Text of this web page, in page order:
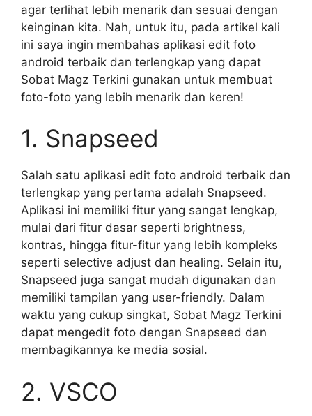
agar terlihat lebih menarik dan sesuai dengan
keinginan kita. Nah, untuk itu, pada artikel kali
ini saya ingin membahas aplikasi edit foto
android terbaik dan terlengkap yang dapat
Sobat Magz Terkini gunakan untuk membuat
foto-foto yang lebih menarik dan keren!
1. Snapseed
Salah satu aplikasi edit foto android terbaik dan
terlengkap yang pertama adalah Snapseed.
Aplikasi ini memiliki fitur yang sangat lengkap,
mulai dari fitur dasar seperti brightness,
kontras, hingga fitur-fitur yang lebih kompleks
seperti selective adjust dan healing. Selain itu,
Snapseed juga sangat mudah digunakan dan
memiliki tampilan yang user-friendly. Dalam
waktu yang cukup singkat, Sobat Magz Terkini
dapat mengedit foto dengan Snapseed dan
membagikannya ke media sosial.
2. VSCO